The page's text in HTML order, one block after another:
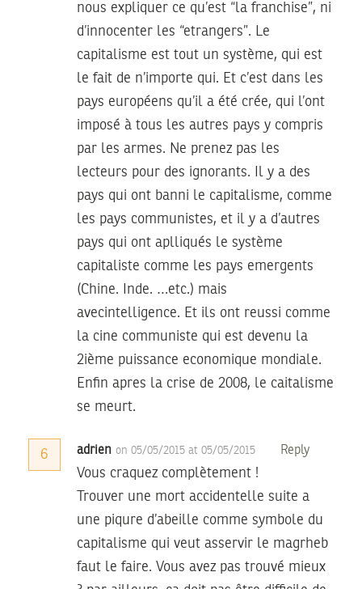
nous expliquer ce qu’est “la franchise”, ni
d’innocenter les “etrangers”. Le
capitalisme est tout un système, qui est
le fait de n’importe qui. Et c’est dans les
pays européens qu’il a été crée, qui l’ont
imposé à tous les autres pays y compris
par les armes. Ne prenez pas les
lecteurs pour des ignorants. Il y a des
pays qui ont banni le capitalisme, comme
les pays communistes, et il y a d’autres
pays qui ont aplliqués le système
capitaliste comme les pays emergents
(Chine. Inde. …etc.) mais
avecintelligence. Et ils ont reussi comme
la cine communiste qui est devenu la
2ième puissance economique mondiale.
Enfin apres la crise de 2008, le caitalisme
se meurt.
6 adrien on 05/05/2015 at 05/05/2015 Reply
Vous craquez complètement !
Trouver une mort accidentelle suite a
une piqure d’abeille comme symbole du
capitalisme qui veut asservir le magrheb
faut le faire. Vous avez pas trouvé mieux